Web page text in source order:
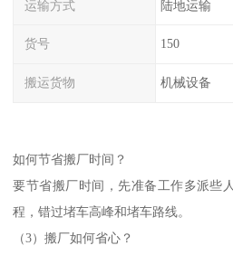
运输方式 陆地运输
货号 150
搬运货物 机械设备
如何节省搬厂时间？
要节省搬厂时间，先准备工作多派些
程，错过堵车高峰和堵车路线。
（3）搬厂如何省心？